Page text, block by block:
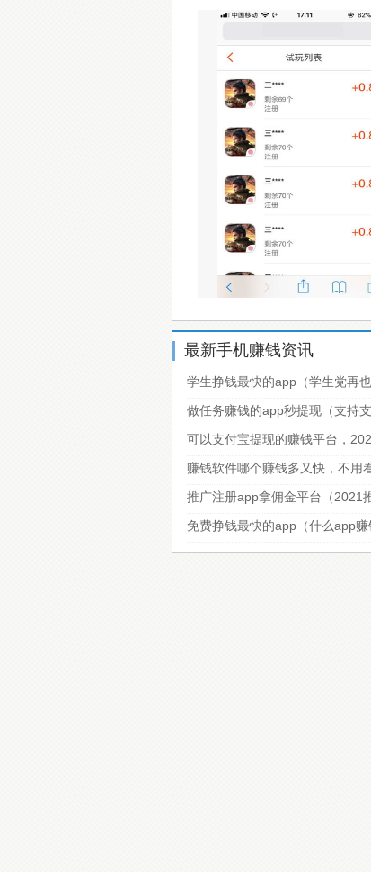
最新手机赚钱资讯
学生挣钱最快的app（学生党再
做任务赚钱的app秒提现（支持
可以支付宝提现的赚钱平台，
赚钱软件哪个赚钱多又快，不用
推广注册app拿佣金平台（2021
免费挣钱最快的app（什么app赚